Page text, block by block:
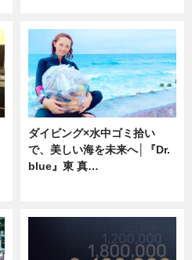
ダイビング×水中ゴミ拾い
で、美しい海を未来へ│『Dr.
blue』東 真…